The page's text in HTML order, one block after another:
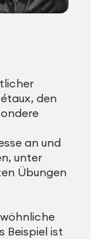
den
an und
unter
Übungen
Beispiel ist